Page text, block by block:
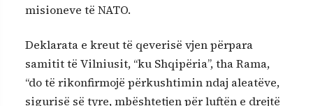
misioneve të NATO.
Deklarata e kreut të qeverisë vjen përpara
samitit të Vilniusit, “ku Shqipëria”, tha Rama,
“do të rikonfirmojë përkushtimin ndaj aleatëve,
sigurisë së tyre, mbështetjen për luftën e drejtë